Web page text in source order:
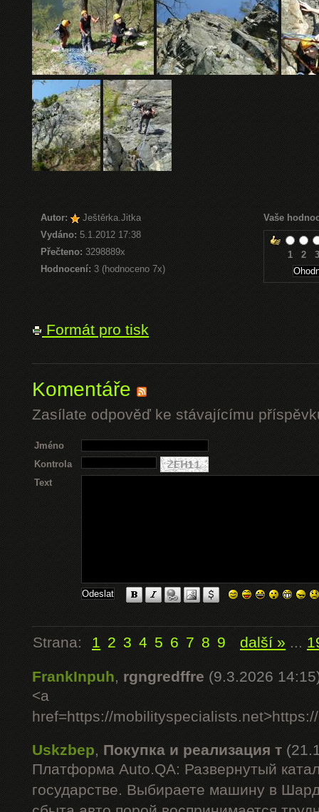
Autor:
Ještěrka.Jitka
Vydáno: 5.1.2012 17:38
Přečteno: 3298889x
Hodnocení: 3 (hodnoceno 7x)
Vaše
1 2 3
Formát pro tisk
Komentáře
Zasílate odpověď ke stávajícímu
Jméno
Kontrola
Text
Strana: 1 2 3 4 5 6 7 8 9 další » ...
FrankInpuh, rgngredffre (9.3.2026
<a
href=https://
Uskzbep, Покупка и реализация т
Платформа Auto.QA: Развернутый
государстве. Выбираете машину в